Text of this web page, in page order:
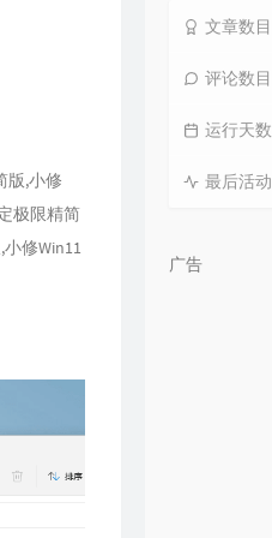
版,小修
极限精简
修Win11
文章数目
评论数目
运行天数
最后活动
广告